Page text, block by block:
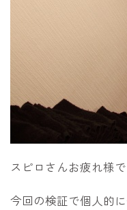
スピロさんお疲れ様で
今回の検証で個人的